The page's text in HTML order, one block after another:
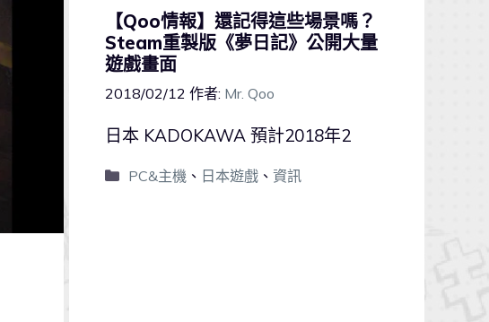
【Qoo情報】還記得這些場景嗎？
Steam重製版《夢日記》公開大量
遊戲畫面
2018/02/12 作者: Mr. Qoo
日本 KADOKAWA 預計2018年2
PC&主機 、 日本遊戲、 資訊